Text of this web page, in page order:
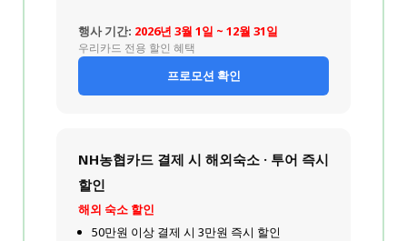
행사 기간: 2026년 3월 1일 ~ 12월 31일
우리카드 전용 할인 혜택
프로모션 확인
NH농협카드 결제 시 해외숙소 · 투어 즉시
할인
해외 숙소 할인
50만원 이상 결제 시 3만원 즉시 할인